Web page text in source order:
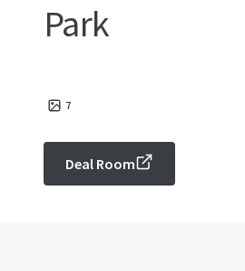
Park
7
Deal Room